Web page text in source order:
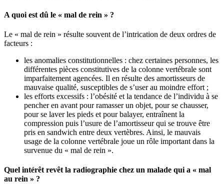
A quoi est dû le « mal de rein » ?
Le « mal de rein » résulte souvent de l’intrication de deux ordres de
facteurs :
les anomalies constitutionnelles : chez certaines personnes, les
différentes pièces constitutives de la colonne vertébrale sont
imparfaitement agencées. Il en résulte des amortisseurs de
mauvaise qualité, susceptibles de s’user au moindre effort ;
les efforts excessifs : l’obésité et la tendance de l’individu à se
pencher en avant pour ramasser un objet, pour se chausser,
pour se laver les pieds et pour balayer, entraînent la
compression puis l’usure de l’amortisseur qui se trouve être
pris en sandwich entre deux vertèbres. Ainsi, le mauvais
usage de la colonne vertébrale joue un rôle important dans la
survenue du « mal de rein ».
Quel intérêt revêt la radiographie chez un malade qui a « mal
au rein » ?